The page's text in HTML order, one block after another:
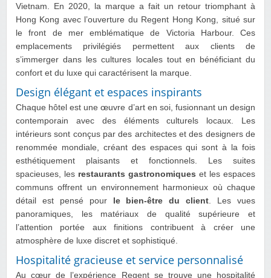
Vietnam. En 2020, la marque a fait un retour triomphant à
Hong Kong avec l’ouverture du Regent Hong Kong, situé sur
le front de mer emblématique de Victoria Harbour. Ces
emplacements privilégiés permettent aux clients de
s’immerger dans les cultures locales tout en bénéficiant du
confort et du luxe qui caractérisent la marque.
Design élégant et espaces inspirants
Chaque hôtel est une œuvre d’art en soi, fusionnant un design
contemporain avec des éléments culturels locaux. Les
intérieurs sont conçus par des architectes et des designers de
renommée mondiale, créant des espaces qui sont à la fois
esthétiquement plaisants et fonctionnels. Les suites
spacieuses, les restaurants gastronomiques et les espaces
communs offrent un environnement harmonieux où chaque
détail est pensé pour
le bien-être du client. Les vues
panoramiques, les matériaux de qualité supérieure et
l’attention portée aux finitions contribuent à créer une
atmosphère de luxe discret et sophistiqué.
Hospitalité gracieuse et service personnalisé
Au cœur de l’expérience Regent se trouve une hospitalité